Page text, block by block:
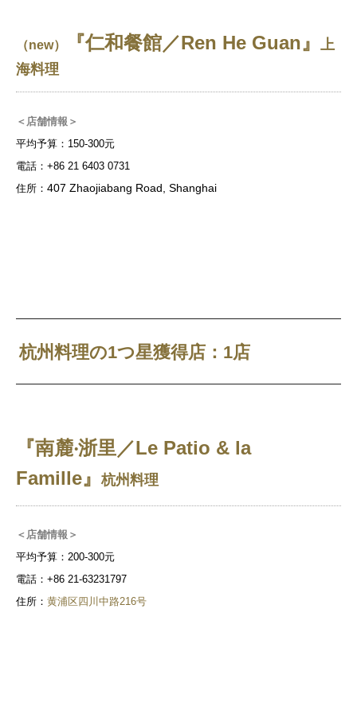
（new） 『仁和餐館／Ren He Guan』
上
海料理
＜店舗情報＞
平均予算：150-300元
電話： +86 21 6403 0731
住所： 407 Zhaojiabang Road, Shanghai
杭州料理の1つ星獲得店：1店
『南麓‧浙里／Le Patio & la
Famille』
杭州料理
＜店舗情報＞
平均予算：200-300元
電話：+86 21-63231797
住所： 黄浦区四川中路216号